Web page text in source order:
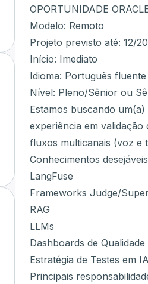
OPORTUNIDADE
Modelo: Remoto
Projeto previsto até: 12/
Início: Imediato
Idioma: Português fluente
Nível: Pleno/Sênior ou
Estamos buscando
experiência em validação
fluxos multicanais (voz e
Conhecimentos
LangFuse
Frameworks Judge/
RAG
LLMs
Dashboards de Qualidade
Estratégia de Testes em
Principais